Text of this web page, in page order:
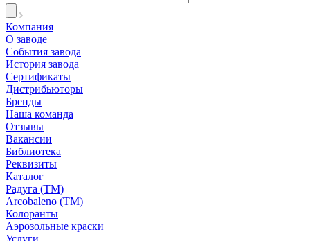
Компания
О заводе
События завода
История завода
Сертификаты
Дистрибьюторы
Бренды
Наша команда
Отзывы
Вакансии
Библиотека
Реквизиты
Каталог
Радуга (ТМ)
Arcobaleno (ТМ)
Колоранты
Аэрозольные краски